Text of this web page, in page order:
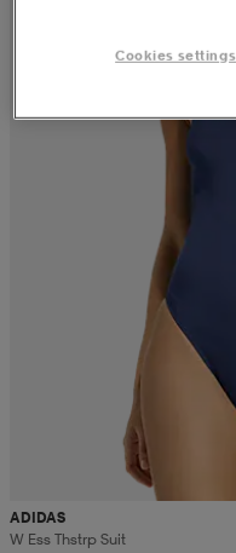
ADIDAS
W Ess Thstrp Suit
Cookies settings